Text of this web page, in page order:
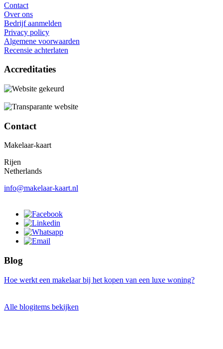
Contact
Over ons
Bedrijf aanmelden
Privacy policy
Algemene voorwaarden
Recensie achterlaten
Accreditaties
Contact
Makelaar-kaart
Rijen
Netherlands
info@makelaar-kaart.nl
Blog
Hoe werkt een makelaar bij het kopen van een luxe woning?
Alle blogitems bekijken